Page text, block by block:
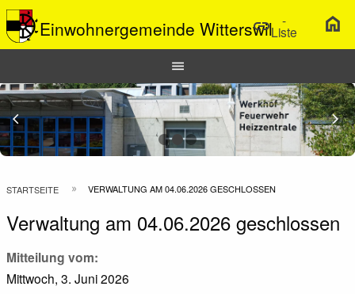
Einwohnergemeinde Witterswil
link -
Liste home
Hauptnavigation
Top
Bar
menu
Previous Slide
arrow_back_ios arrow_forward_ios
Pfadnavigation
STARTSEITE VERWALTUNG AM 04.06.2026 GESCHLOSSEN
Verwaltung am 04.06.2026 geschlossen
Mitteilung vom
Mittwoch, 3. Juni 2026